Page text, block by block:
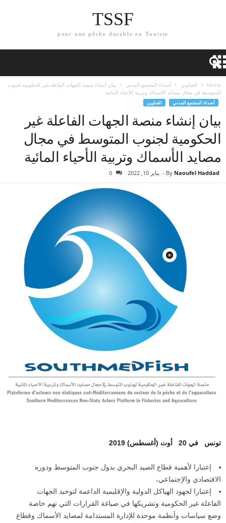
TSSF
pour une pêche durable en Tunisie
Home العناوين أصداء المجتمع المدني
بيان إنشاء منصة الجهات الفاعلة غير الحكومية لجنوب
المتوسط في مجال مصايد الأسماك وتربية الأحياء المائية
أصداء المجتمع المدني العناوين
بيان إنشاء منصة الجهات الفاعلة غير
الحكومية لجنوب المتوسط في مجال
مصايد الأسماك وتربية الأحياء المائية
By Naoufel Haddad
- يناير 10, 2022 0
تونس في 20 أوت (أغسطس) 2019
إعتبارا لأهمية قطاع الصيد البحري بدول جنوب المتوسط ودوره
الاقتصادي والإجتماعي،
إعتبارا لجهود الهياكل الدولية والإقليمية الداعمة لتوحيد الجهات
الفاعلة غير الحكومية وتشريكها في صياغة القرارات التي تهم خاصة
وضع سياسات وأنظمة موحدة للإدارة المستدامة لمصايد الأسماك وقطاع